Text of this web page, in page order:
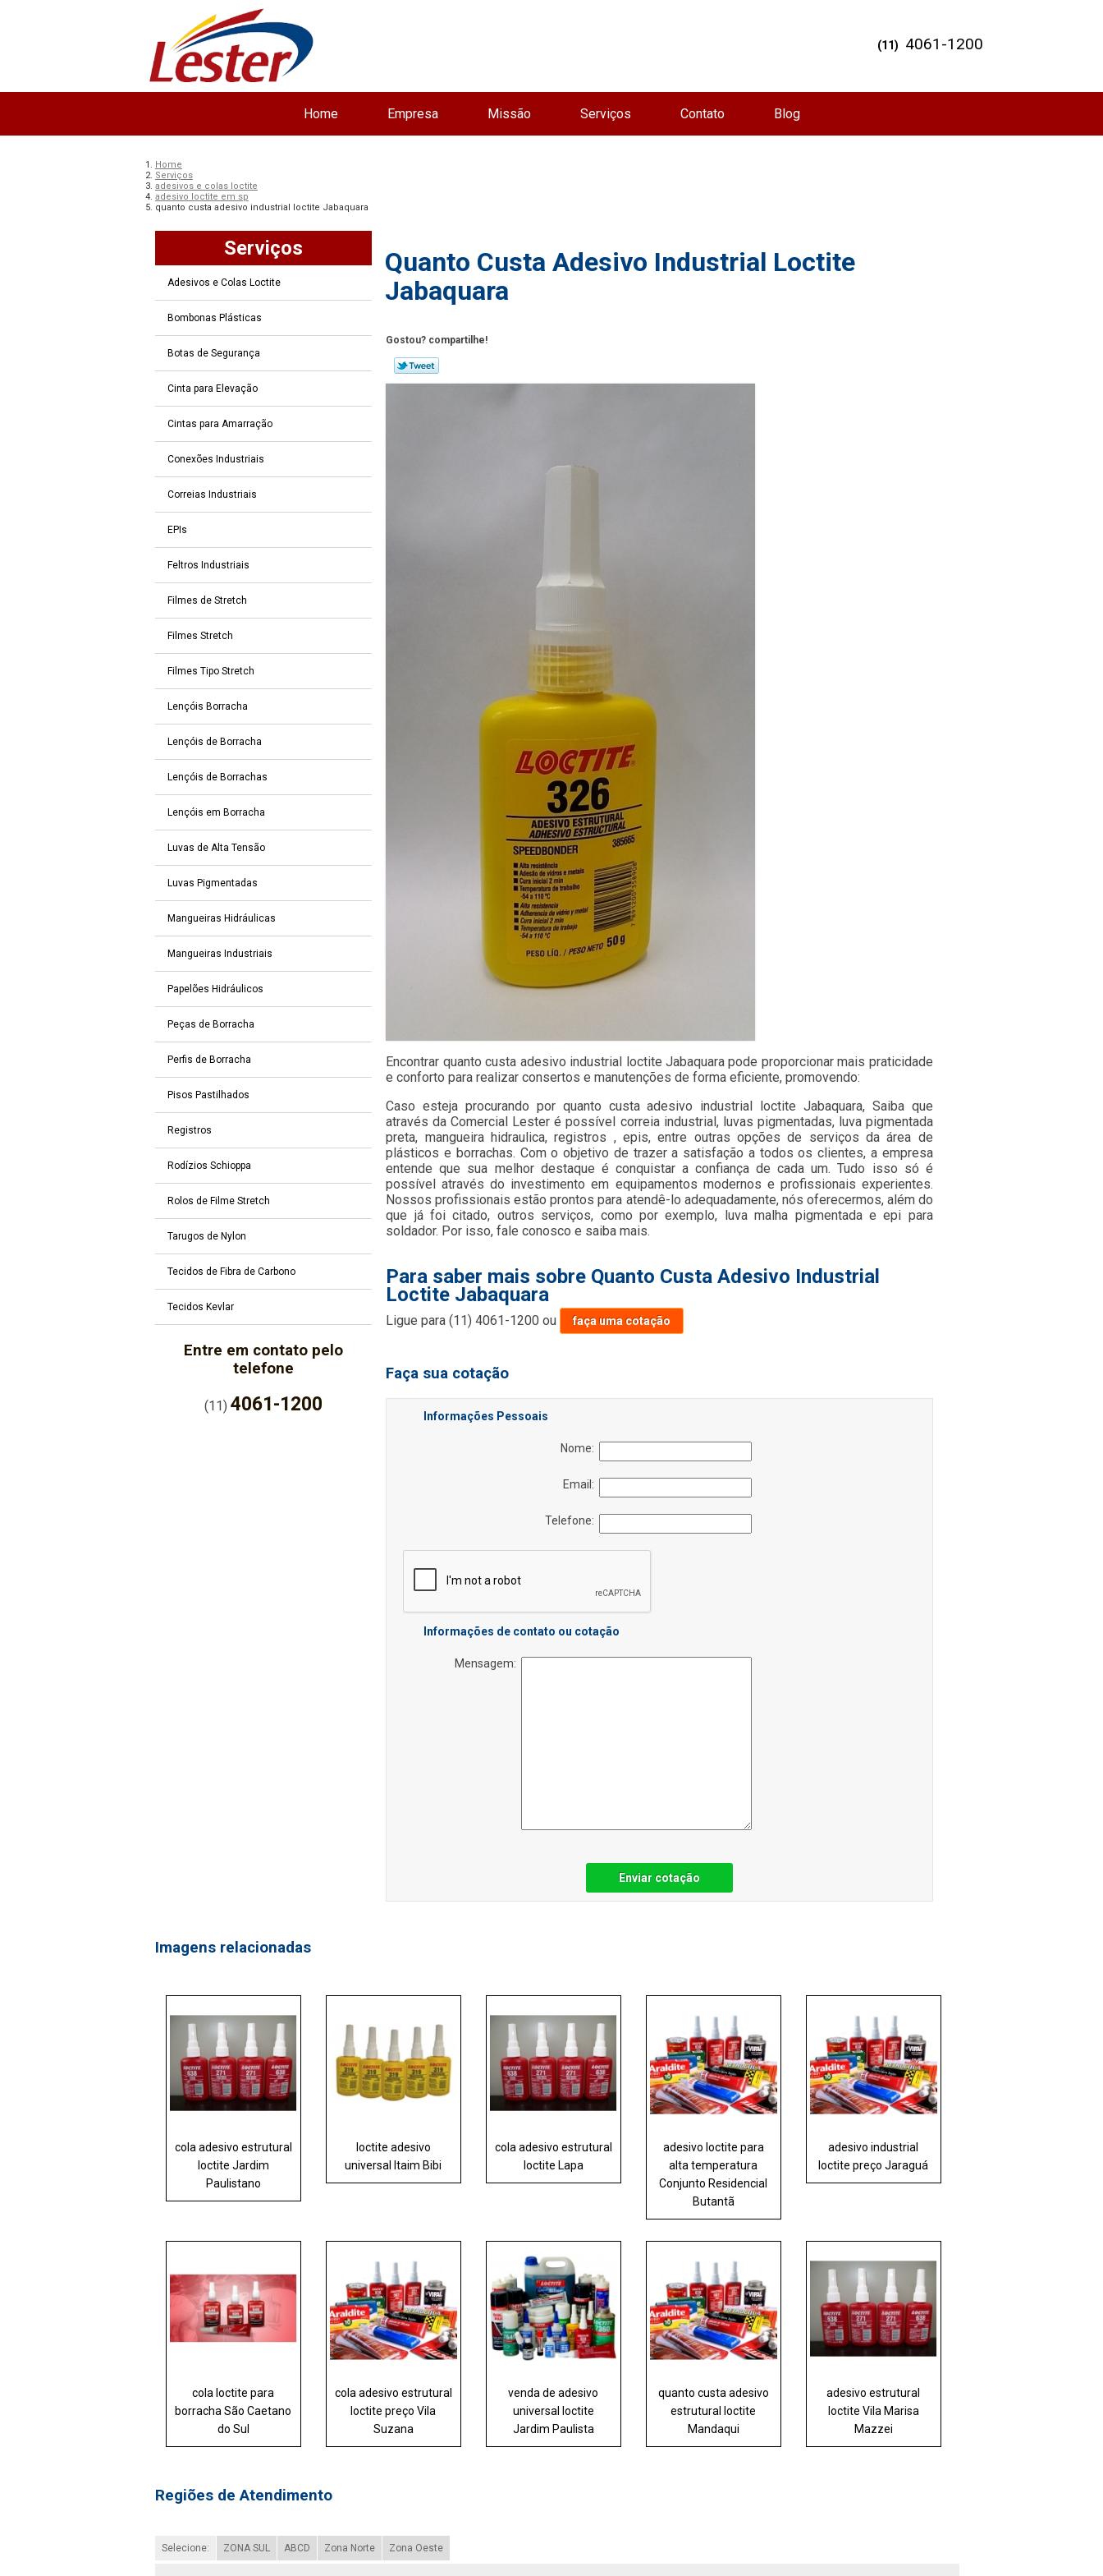
Home Empresa Missão Serviços Contato Blog
(11) 4061-1200
Home
Serviços
adesivos e colas loctite
adesivo loctite em sp
quanto custa adesivo industrial loctite Jabaquara
Serviços
Adesivos e Colas Loctite
Bombonas Plásticas
Botas de Segurança
Cinta para Elevação
Cintas para Amarração
Conexões Industriais
Correias Industriais
EPIs
Feltros Industriais
Filmes de Stretch
Filmes Stretch
Filmes Tipo Stretch
Lençóis Borracha
Lençóis de Borracha
Lençóis de Borrachas
Lençóis em Borracha
Luvas de Alta Tensão
Luvas Pigmentadas
Mangueiras Hidráulicas
Mangueiras Industriais
Papelões Hidráulicos
Peças de Borracha
Perfis de Borracha
Pisos Pastilhados
Registros
Rodízios Schioppa
Rolos de Filme Stretch
Tarugos de Nylon
Tecidos de Fibra de Carbono
Tecidos Kevlar
Entre em contato pelo
telefone
(11)4061-1200
Quanto Custa Adesivo Industrial Loctite
Jabaquara
Gostou? compartilhe!
Encontrar quanto custa adesivo industrial loctite Jabaquara pode proporcionar mais praticidade
e conforto para realizar consertos e manutenções de forma eficiente, promovendo:
Caso esteja procurando por quanto custa adesivo industrial loctite Jabaquara, Saiba que
através da Comercial Lester é possível correia industrial, luvas pigmentadas, luva pigmentada
preta, mangueira hidraulica, registros , epis, entre outras opções de serviços da área de
plásticos e borrachas. Com o objetivo de trazer a satisfação a todos os clientes, a empresa
entende que sua melhor destaque é conquistar a confiança de cada um. Tudo isso só é
possível através do investimento em equipamentos modernos e profissionais experientes.
Nossos profissionais estão prontos para atendê-lo adequadamente, nós oferecermos, além do
que já foi citado, outros serviços, como por exemplo, luva malha pigmentada e epi para
soldador. Por isso, fale conosco e saiba mais.
Para saber mais sobre Quanto Custa Adesivo Industrial
Loctite Jabaquara
Ligue para(11) 4061-1200 ou faça uma cotação
Faça sua cotação
Informações Pessoais
Nome:
Email:
Telefone:
Informações de contato ou cotação
Mensagem:
Enviar cotação
Imagens relacionadas
cola adesivo estrutural
loctite Jardim
Paulistano
loctite adesivo
universal Itaim Bibi
cola adesivo estrutural
loctite Lapa
adesivo loctite para
alta temperatura
Conjunto Residencial
Butantã
adesivo industrial
loctite preço Jaraguá
cola loctite para
borracha São Caetano
do Sul
cola adesivo estrutural
loctite preço Vila
Suzana
venda de adesivo
universal loctite
Jardim Paulista
quanto custa adesivo
estrutural loctite
Mandaqui
adesivo estrutural
loctite Vila Marisa
Mazzei
Regiões de Atendimento
Selecione: ZONA SUL ABCD Zona Norte Zona Oeste